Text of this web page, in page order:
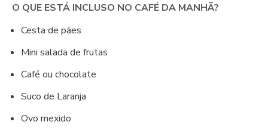
O QUE ESTÁ INCLUSO NO CAFÉ DA MANHÃ?
Cesta de pães
Mini salada de frutas
Café ou chocolate
Suco de Laranja
Ovo mexido